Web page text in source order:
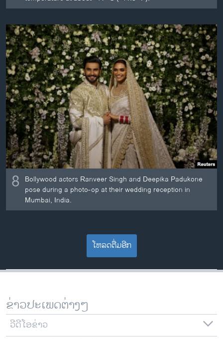
8 Bollywood actors Ranveer Singh and Deepika Padukone
pose during a photo-op at their wedding reception in
Mumbai, India.
ໂຫລດຕື່ມອີກ
ຂ່າວປະເພດຕ່າງໆ
ວີດີໂອຂ່າວ